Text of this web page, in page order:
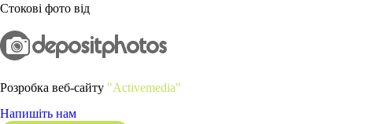
Стокові фото від
Розробка веб-сайту "Activemedia"
Напишіть нам